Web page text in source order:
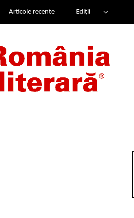
Articole recente Ediții